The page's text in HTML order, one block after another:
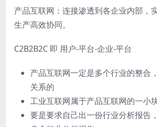
产品互联网：连接渗透到各企业内部，
生产高效协同。
C2B2B2C 即 用户-平台-企业-平台
产品互联网一定是多个行业的整合
关系的
工业互联网属于产品互联网的一小
要是要求自己出一份行业分析报告